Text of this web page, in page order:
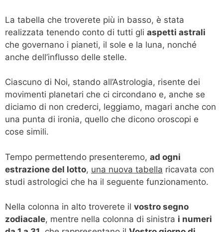
La tabella che troverete più in basso, è stata
realizzata tenendo conto di tutti gli aspetti astrali
che governano i pianeti, il sole e la luna, nonché
anche dell’influsso delle stelle.
Ciascuno di Noi, stando all’Astrologia, risente dei
movimenti planetari che ci circondano e, anche se
diciamo di non crederci, leggiamo, magari anche con
una punta di ironia, quello che dicono oroscopi e
cose simili.
Tempo permettendo presenteremo, ad ogni
estrazione del lotto, una nuova tabella ricavata con
studi astrologici che ha il seguente funzionamento.
Nella colonna in alto troverete il vostro segno
zodiacale, mentre nella colonna di sinistra i numeri